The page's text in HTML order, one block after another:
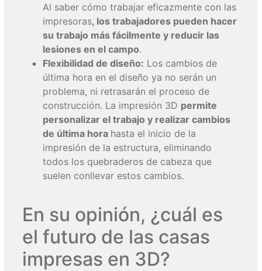
Al saber cómo trabajar eficazmente con las
impresoras, los trabajadores pueden hacer
su trabajo más fácilmente y reducir las
lesiones en el campo.
Flexibilidad de diseño: Los cambios de
última hora en el diseño ya no serán un
problema, ni retrasarán el proceso de
construcción. La impresión 3D permite
personalizar el trabajo y realizar cambios
de última hora hasta el inicio de la
impresión de la estructura, eliminando
todos los quebraderos de cabeza que
suelen conllevar estos cambios.
En su opinión, ¿cuál es
el futuro de las casas
impresas en 3D?